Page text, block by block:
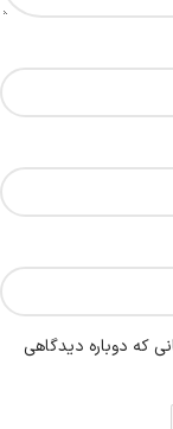
که دوباره دیدگاهی